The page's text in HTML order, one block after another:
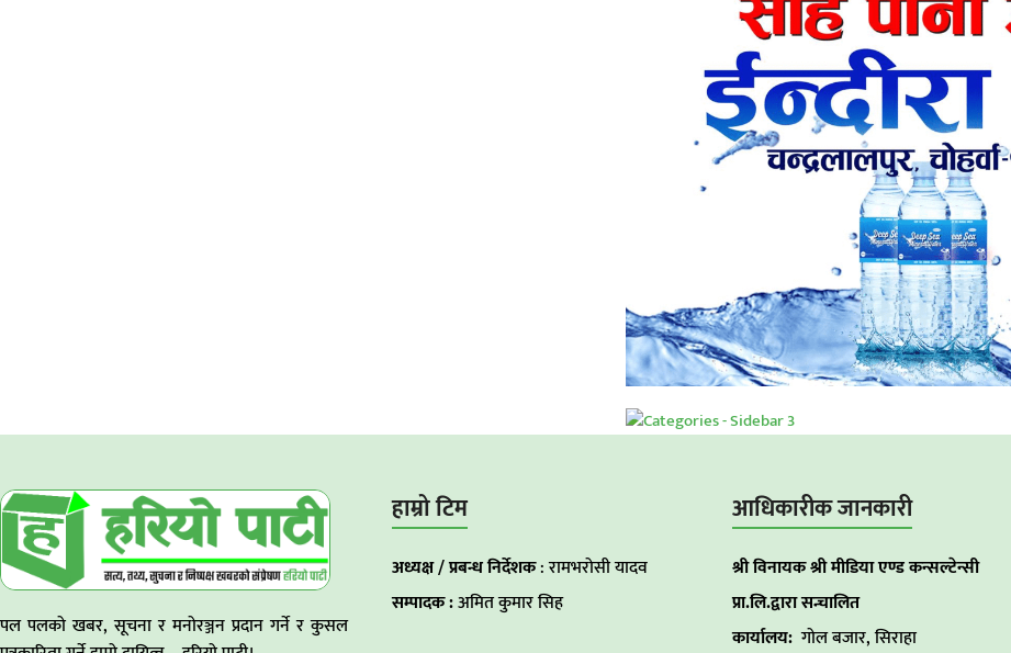
पल पलको खबर, सूचना र मनोरञ्जन प्रदान गर्ने र कुसल
हाम्रो टिम
अध्यक्ष / प्रबन्ध निर्देशक: रामभरोसी यादव
सम्पादक :अमित कुमार सिह
आधिकारीक जानकारी
श्री विनायक श्री मीडिया एण्ड कन्सल्टेन्सी
प्रा.लि.द्वारा सन्चालित
कार्यालय:गोल बजार, सिराहा